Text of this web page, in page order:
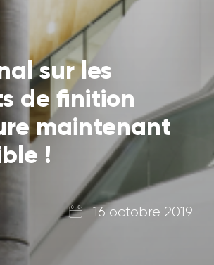
sur les
de finition
maintenant
!
16 octobre 2019